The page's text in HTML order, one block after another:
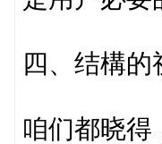
四、结構的
咱们都晓得